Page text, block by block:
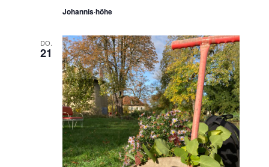
Johannis·höhe
DO.
21